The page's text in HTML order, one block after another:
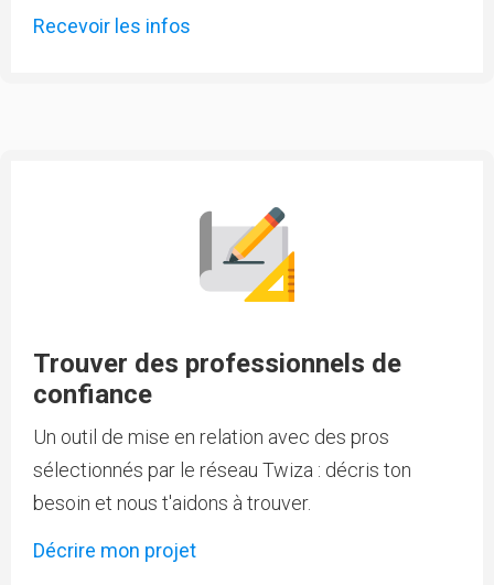
Recevoir les infos
Trouver des professionnels de
confiance
Un outil de mise en relation avec des pros
sélectionnés par le réseau Twiza : décris ton
besoin et nous t'aidons à trouver.
Décrire mon projet